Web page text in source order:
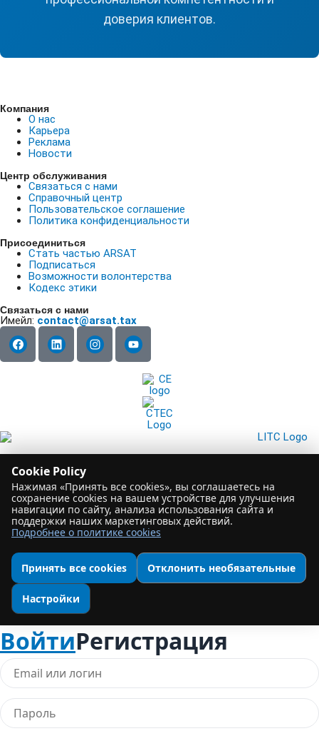
доверия клиентов.
Компания
О нас
Карьера
Реклама
Новости
Центр обслуживания
Связаться с нами
Справочный центр
Пользовательское соглашение
Политика конфиденциальности
Присоединиться
Стать частью ARSAT
Подписаться
Возможности волонтерства
Кодекс этики
Связаться с нами
Имейл: contact@arsat.tax
Cookie Policy
Нажимая «Принять все cookies», вы соглашаетесь на
сохранение cookies на вашем устройстве для улучшения
навигации по сайту, анализа использования сайта и
поддержки наших маркетинговых действий.
Подробнее о политике cookies
Принять все cookies Отклонить необязательные
Настройки
@2026 ARSAT. Все права защищены.
Оставить отзыв
ВойтиРегистрация